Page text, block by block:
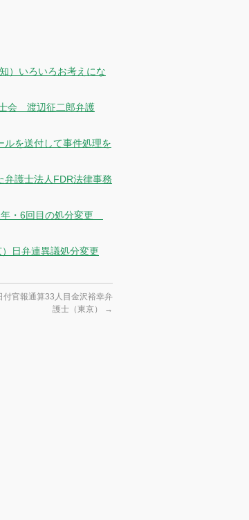
）いろいろお考えにな
士会 渡辺征二郎弁護
ルを送付して事件処理を
弁護士法人FDR法律事務
年・6回目の処分変更
日弁連異議処分変更
官報通算33人目金沢裕幸弁
護士（東京）
→